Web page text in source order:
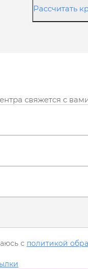
Рассчитать
свяжется с
с политикой